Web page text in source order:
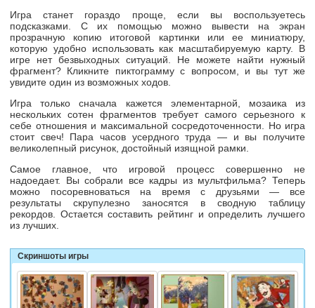
Игра станет гораздо проще, если вы воспользуетесь
подсказками. С их помощью можно вывести на экран
прозрачную копию итоговой картинки или ее миниатюру,
которую удобно использовать как масштабируемую карту. В
игре нет безвыходных ситуаций. Не можете найти нужный
фрагмент? Кликните пиктограмму с вопросом, и вы тут же
увидите один из возможных ходов.
Игра только сначала кажется элементарной, мозаика из
нескольких сотен фрагментов требует самого серьезного к
себе отношения и максимальной сосредоточенности. Но игра
стоит свеч! Пара часов усердного труда — и вы получите
великолепный рисунок, достойный изящной рамки.
Самое главное, что игровой процесс совершенно не
надоедает. Вы собрали все кадры из мультфильма? Теперь
можно посоревноваться на время с друзьями — все
результаты скрупулезно заносятся в сводную таблицу
рекордов. Остается составить рейтинг и определить лучшего
из лучших.
Скриншоты игры